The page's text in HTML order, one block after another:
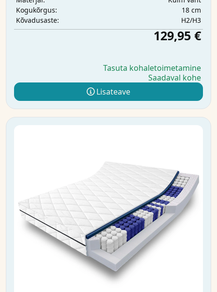
Kogukõrgus:
18 cm
Kõvadusaste:
H2/H3
129,95 €
Tasuta kohaletoimetamine
Saadaval kohe
Lisateave